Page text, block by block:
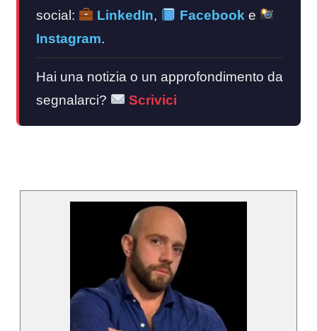
social:
LinkedIn, Facebook e
Instagram.
Hai una notizia o un approfondimento da
segnalarci?
Scrivici